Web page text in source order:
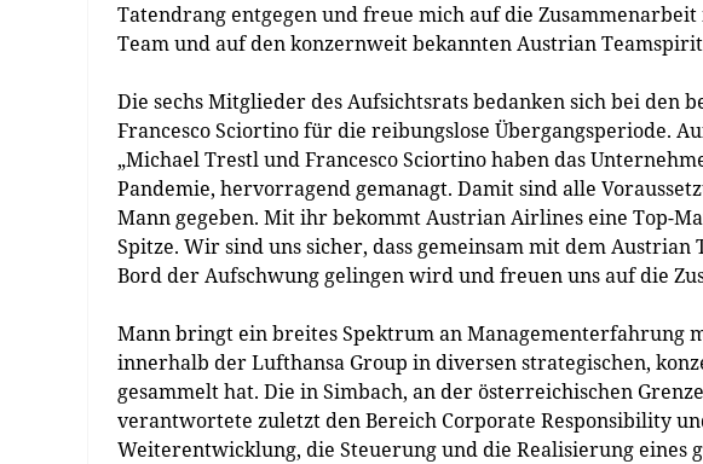
Tatendrang entgegen und freue mich auf die
Team und auf den konzernweit bekannten Austrian
Die sechs Mitglieder des Aufsichtsrats bedanken sich bei den
Francesco Sciortino für die reibungslose Übergangsperiode.
„Michael Trestl und Francesco Sciortino haben das
Pandemie, hervorragend gemanagt. Damit sind alle
Mann gegeben. Mit ihr bekommt Austrian Airlines eine Top-
Spitze. Wir sind uns sicher, dass gemeinsam mit dem
Bord der Aufschwung gelingen wird und freuen uns auf die
Mann bringt ein breites Spektrum an Managementerfahrung
innerhalb der Lufthansa Group in diversen strategischen,
gesammelt hat. Die in Simbach, an der österreichischen
verantwortete zuletzt den Bereich Corporate Responsibility
Weiterentwicklung, die Steuerung und die Realisierung